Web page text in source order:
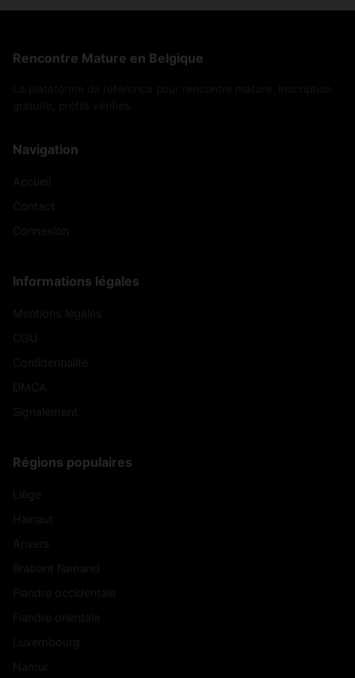
Rencontre Mature en Belgique
Navigation
Informations légales
Régions populaires